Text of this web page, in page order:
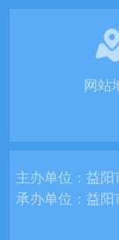
网站
主办单位：益阳
承办单位：益阳